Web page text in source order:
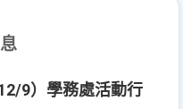
9）學務處活動行